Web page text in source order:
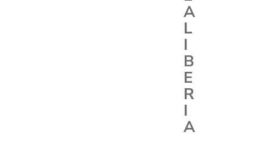
A
L
I
B
E
R
I
A